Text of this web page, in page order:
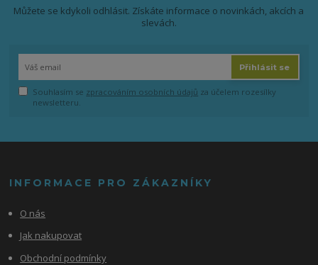
Můžete se kdykoli odhlásit. Získáte informace o novinkách, akcích a
slevách.
Přihlásit se
Souhlasím se zpracováním osobních údajů za účelem rozesílky
newsletteru.
INFORMACE PRO ZÁKAZNÍKY
O nás
Jak nakupovat
Obchodní podmínky